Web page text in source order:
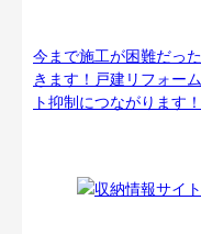
今まで施工が困難だっ
きます！戸建リフォー
ト抑制につながります！